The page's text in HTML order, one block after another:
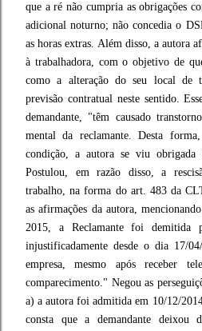
que a ré não cumpria as obrigações
adicional noturno; não concedia o
as horas extras. Além disso, a autora
à trabalhadora, com o objetivo de
como a alteração do seu local de
previsão contratual neste sentido.
demandante, "têm causado
mental da reclamante. Desta
condição, a autora se viu obrigada
Postulou, em razão disso, a
trabalho, na forma do art. 483 da
as afirmações da autora,
2015, a Reclamante foi demitida
injustificadamente desde o dia 17/
empresa, mesmo após receber
comparecimento." Negou as
a) a autora foi admitida em 10/12/
consta que a demandante deixou